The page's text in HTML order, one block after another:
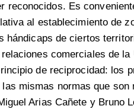
reconocidos. Es
al establecimiento de
hándicaps de ciertos
comerciales de
de reciprocidad: los
mismas normas que
Arias Cañete y Bruno